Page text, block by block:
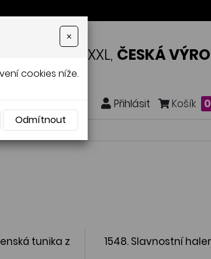
VELIKOSTI XXL, ČESKÁ
Přihlásit Košík 0
tunika z
1548. Slavnostní
×
cookies níže.
Odmítnout